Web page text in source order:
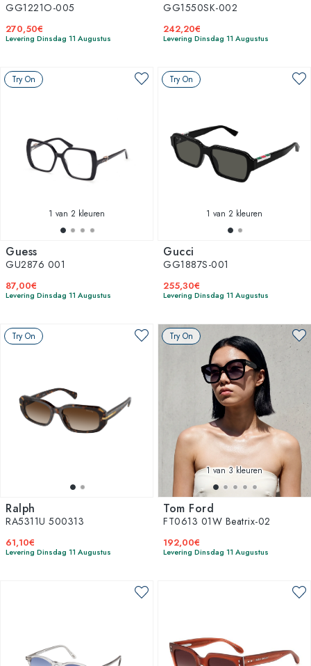
GG1221O-005
270,50€
Levering Dinsdag 11 Augustus
GG1550SK-002
242,20€
Levering Dinsdag 11 Augustus
Try On
1 van 2 kleuren
Guess
GU2876 001
87,00€
Levering Dinsdag 11 Augustus
Try On
1 van 2 kleuren
Gucci
GG1887S-001
255,30€
Levering Dinsdag 11 Augustus
Try On
Ralph
RA5311U 500313
61,10€
Levering Dinsdag 11 Augustus
Try On
1van 3 kleuren
Tom Ford
FT0613 01W Beatrix-02
192,00€
Levering Dinsdag 11 Augustus